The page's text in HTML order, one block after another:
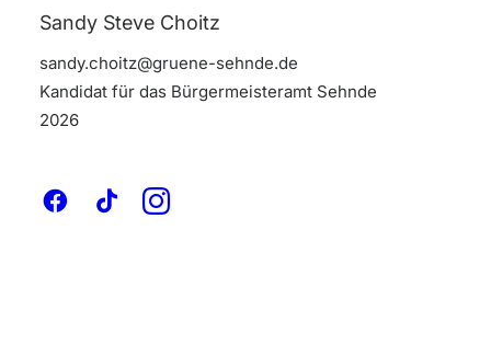
Sandy Steve Choitz
sandy.choitz@gruene-sehnde.de
Kandidat für das Bürgermeisteramt Sehnde
2026